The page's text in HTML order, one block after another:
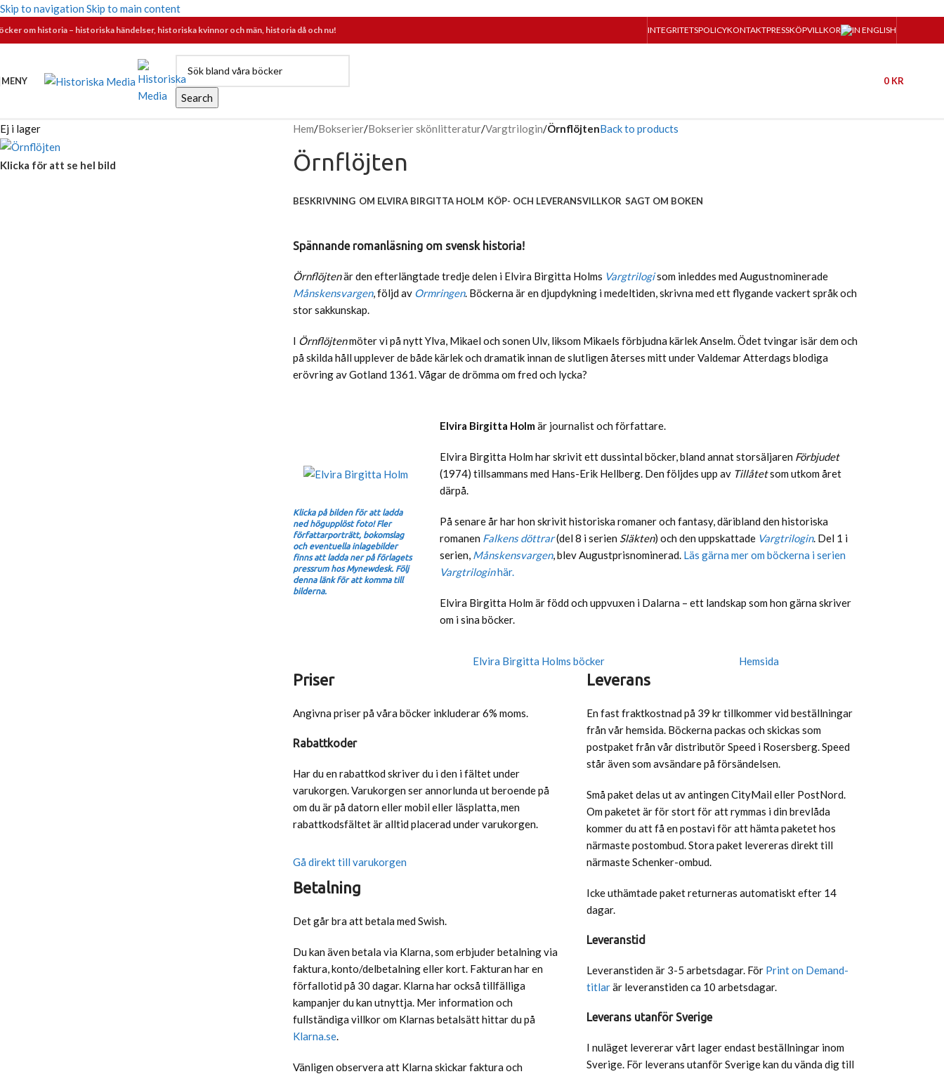
Skip to navigation Skip to main content
om historia – historiska händelser, historiska kvinnor och män, historia då och nu! INTEGRITETSPOLICYKONTAKTPRESSKÖPVILLKOR
MENY
Search
0 KR
Ej i lager
Klicka för att se hel bild
Hem/Bokserier/Bokserier skönlitteratur/Vargtrilogin/ÖrnflöjtenBack to products
Örnflöjten
BESKRIVNING OM ELVIRA BIRGITTA HOLM KÖP- OCH LEVERANSVILLKOR SAGT OM BOKEN
Spännande romanläsning om svensk historia!
Örnflöjtenär den efterlängtade tredje delen i Elvira Birgitta Holms Vargtrilogisom inleddes med Augustnominerade
Månskensvargen, följd av Ormringen. Böckerna är en djupdykning i medeltiden, skrivna med ett flygande vackert språk och
stor sakkunskap.
I Örnflöjtenmöter vi på nytt Ylva, Mikael och sonen Ulv, liksom Mikaels förbjudna kärlek Anselm. Ödet tvingar isär dem och
på skilda håll upplever de både kärlek och dramatik innan de slutligen återses mitt under Valdemar Atterdags blodiga
erövring av Gotland 1361. Vågar de drömma om fred och lycka?
Klicka på bilden för att ladda
ned högupplöst foto! Fler
författarporträtt, bokomslag
och eventuella inlagebilder
finns att ladda ner på förlagets
pressrum hos Mynewdesk. Följ
denna länk för att komma till
bilderna.
Elvira Birgitta Holm är journalist och författare.
Elvira Birgitta Holm har skrivit ett dussintal böcker, bland annat storsäljaren Förbjudet
(1974) tillsammans med Hans-Erik Hellberg. Den följdes upp av Tillåtetsom utkom året
därpå.
På senare år har hon skrivit historiska romaner och fantasy, däribland den historiska
romanen Falkens döttrar(del 8 i serien Släkten) och den uppskattade Vargtrilogin. Del 1 i
serien, Månskensvargen, blev Augustprisnominerad. Läs gärna mer om böckerna i serien
Vargtriloginhär.
Elvira Birgitta Holm är född och uppvuxen i Dalarna – ett landskap som hon gärna skriver
om i sina böcker.
Elvira Birgitta Holms böcker Hemsida
Priser
Angivna priser på våra böcker inkluderar 6% moms.
Rabattkoder
Har du en rabattkod skriver du i den i fältet under
varukorgen. Varukorgen ser annorlunda ut beroende på
om du är på datorn eller mobil eller läsplatta, men
rabattkodsfältet är alltid placerad under varukorgen.
Gå direkt till varukorgen
Betalning
Det går bra att betala med Swish.
Du kan även betala via Klarna, som erbjuder betalning via
faktura, konto/delbetalning eller kort. Fakturan har en
förfallotid på 30 dagar. Klarna har också tillfälliga
kampanjer du kan utnyttja. Mer information och
fullständiga villkor om Klarnas betalsätt hittar du på
Klarna.se.
Vänligen observera att Klarna skickar faktura och
Leverans
En fast fraktkostnad på 39 kr tillkommer vid beställningar
från vår hemsida. Böckerna packas och skickas som
postpaket från vår distributör Speed i Rosersberg. Speed
står även som avsändare på försändelsen.
Små paket delas ut av antingen CityMail eller PostNord.
Om paketet är för stort för att rymmas i din brevlåda
kommer du att få en postavi för att hämta paketet hos
närmaste postombud. Stora paket levereras direkt till
närmaste Schenker-ombud.
Icke uthämtade paket returneras automatiskt efter 14
dagar.
Leveranstid
Leveranstiden är 3-5 arbetsdagar. För Print on Demand-
titlarär leveranstiden ca 10 arbetsdagar.
Leverans utanför Sverige
I nuläget levererar vårt lager endast beställningar inom
Sverige. För leverans utanför Sverige kan du vända dig till